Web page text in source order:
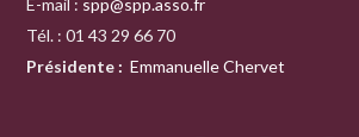
Tél. : 01 43 29 66 70
Présidente : Emmanuelle Chervet